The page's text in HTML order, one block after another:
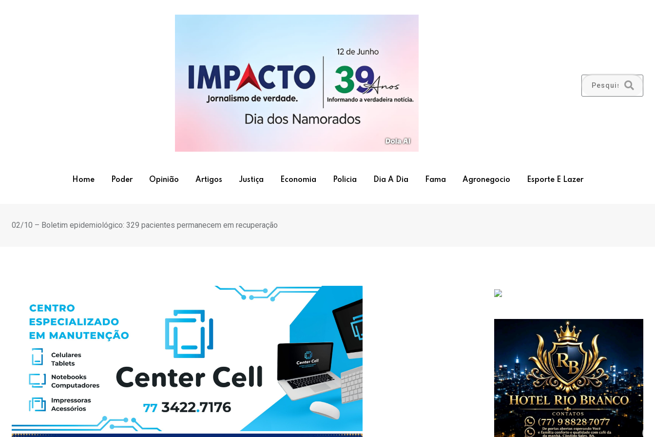
Home Poder Opinião Artigos Justiça Economia Policia Dia A Dia Fama Agronegocio Esporte E Lazer
02/10 – Boletim epidemiológico: 329 pacientes permanecem em recuperação